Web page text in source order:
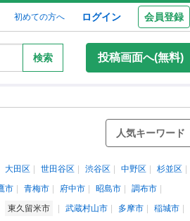
初めての方へ ログイン 会員登録
検索 投稿画面へ(無料)
人気キーワード
大田区 世田谷区 渋谷区 中野区
杉並区
市 青梅市 府中市 昭島市
調布市
東久留米市 武蔵村山市 多摩市
稲城市